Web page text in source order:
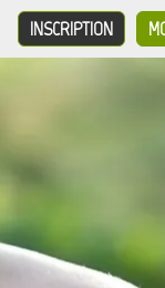
INSCRIPTION